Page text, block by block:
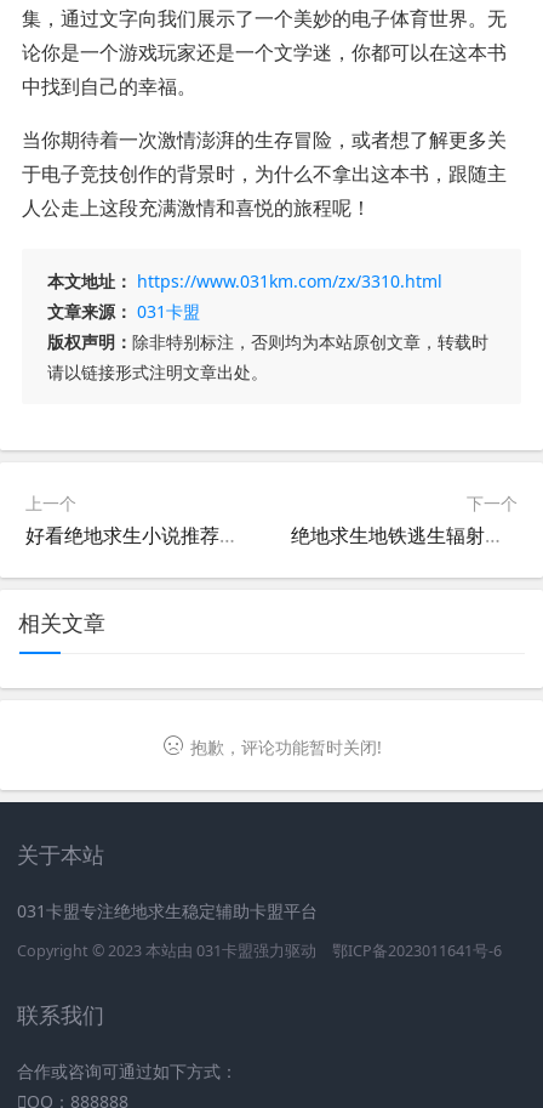
集，通过文字向我们展示了一个美妙的电子体育世界。无
论你是一个游戏玩家还是一个文学迷，你都可以在这本书
中找到自己的幸福。
当你期待着一次激情澎湃的生存冒险，或者想了解更多关
于电子竞技创作的背景时，为什么不拿出这本书，跟随主
人公走上这段充满激情和喜悦的旅程呢！
本文地址： https://www.031km.com/zx/3310.html
文章来源： 031卡盟
版权声明： 除非特别标注，否则均为本站原创文章，转载时
请以链接形式注明文章出处。
上一个
好看绝地求生小说推荐完结-绝地求生完结小说在线阅读
下一个
绝地求生地铁逃生辐射板购买指南-绝地求生地铁逃生游戏中如何获取辐射板
相关文章
抱歉，评论功能暂时关闭!
关于本站
031卡盟专注绝地求生稳定辅助卡盟平台
Copyright © 2023 本站由 031卡盟强力驱动 鄂ICP备2023011641号-6
联系我们
合作或咨询可通过如下方式：
QQ：888888